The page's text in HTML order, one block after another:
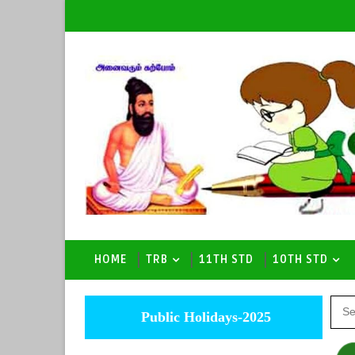
HOME TRB 11TH STD 10TH STD
Public Holidays-2025